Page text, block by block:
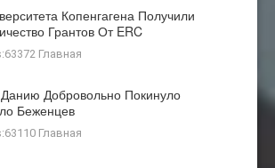
Копенгагена Получили
Грантов От ERC
Главная
Добровольно Покинуло
Беженцев
Главная